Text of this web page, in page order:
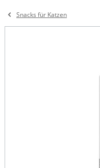
Snacks für Katzen